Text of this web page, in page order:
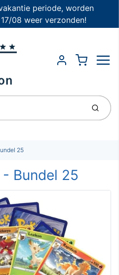
periode, worden
08 weer verzonden!
Account
Cart
25
- Bundel 25